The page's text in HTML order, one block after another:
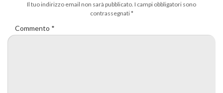
Il tuo indirizzo email non sarà pubblicato. I campi obbligatori sono
contrassegnati*
Commento *